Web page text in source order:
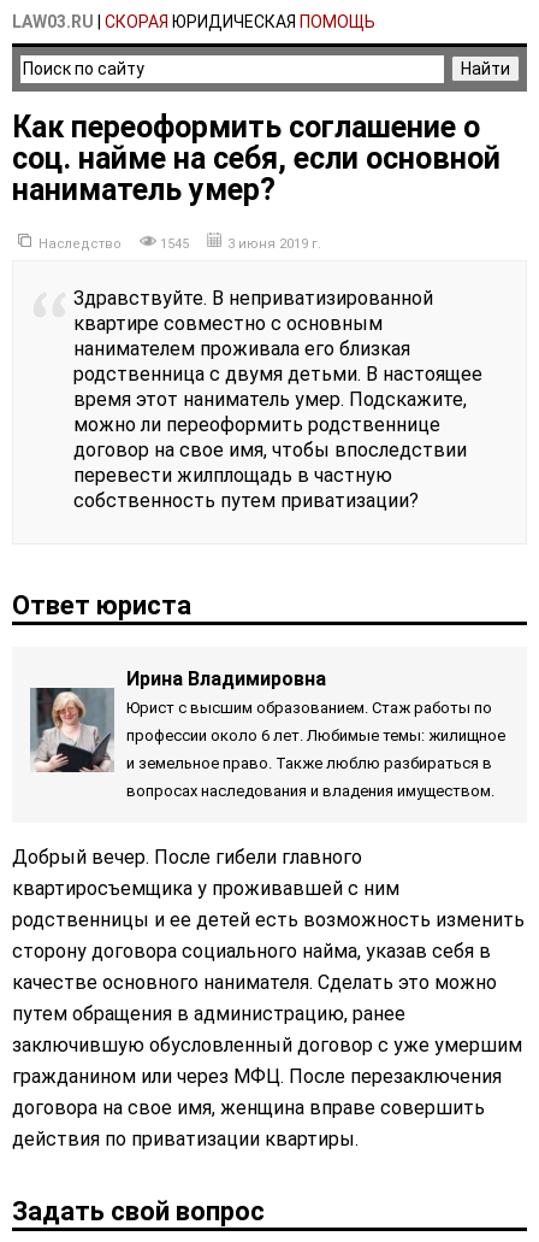
LAW03.RU СКОРАЯ ЮРИДИЧЕСКАЯ ПОМОЩЬ
Как переоформить соглашение о
соц. найме на себя, если основной
наниматель умер?
Наследство 1545 3 июня 2019 г.
Здравствуйте. В неприватизированной
квартире совместно с основным
нанимателем проживала его близкая
родственница с двумя детьми. В настоящее
время этот наниматель умер. Подскажите,
можно ли переоформить родственнице
договор на свое имя, чтобы впоследствии
перевести жилплощадь в частную
собственность путем приватизации?
Ответ юриста
Ирина Владимировна
Юрист с высшим образованием. Стаж работы по
профессии около 6 лет. Любимые темы: жилищное
и земельное право. Также люблю разбираться в
вопросах наследования и владения имуществом.
Добрый вечер. После гибели главного
квартиросъемщика у проживавшей с ним
родственницы и ее детей есть возможность изменить
сторону договора социального найма, указав себя в
качестве основного нанимателя. Сделать это можно
путем обращения в администрацию, ранее
заключившую обусловленный договор с уже умершим
гражданином или через МФЦ. После перезаключения
договора на свое имя, женщина вправе совершить
действия по приватизации квартиры.
Задать свой вопрос